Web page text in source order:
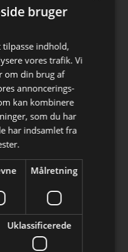
hver uge
nyheder fra
& Data
indbakke
og data konkret kan
industrielle drift. På
partnere på egne stande
UPS-systemer, der kan
til energisimulering,
til realtidsmonitorering,
Techvias StackMate
distributor of electronic
connectivity moduler til
bruger
tilpasse indhold,
vores trafik. Vi
om din brug af
annoncerings-
kan kombinere
som du har
har indsamlet fra
Målretning
Uklassificerede